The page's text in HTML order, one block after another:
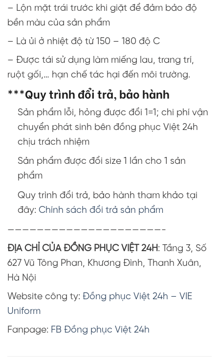
– Lộn mặt trái trước khi giặt để đảm bảo độ
bền màu của sản phẩm
– Là ủi ở nhiệt độ từ 150 – 180 độ C
– Được tái sử dụng làm miếng lau, trang trí,
ruột gối,… hạn chế tác hại đến môi trường.
***Quy trình đổi trả, bảo hành
Sản phẩm lỗi, hỏng được đổi 1=1; chi phí vận
chuyển phát sinh bên đồng phục Việt 24h
chịu trách nhiệm
Sản phẩm được đổi size 1 lần cho 1 sản
phẩm
Quy trình đổi trả, bảo hành tham khảo tại
đây: Chính sách đổi trả sản phẩm
—————————————————————-
ĐỊA CHỈ CỦA ĐỒNG PHỤC VIỆT 24H: Tầng 3, Số
627 Vũ Tông Phan, Khương Đình, Thanh Xuân,
Hà Nội
Website công ty: Đồng phục Việt 24h – VIE
Uniform
Fanpage: FB Đồng phục Việt 24h